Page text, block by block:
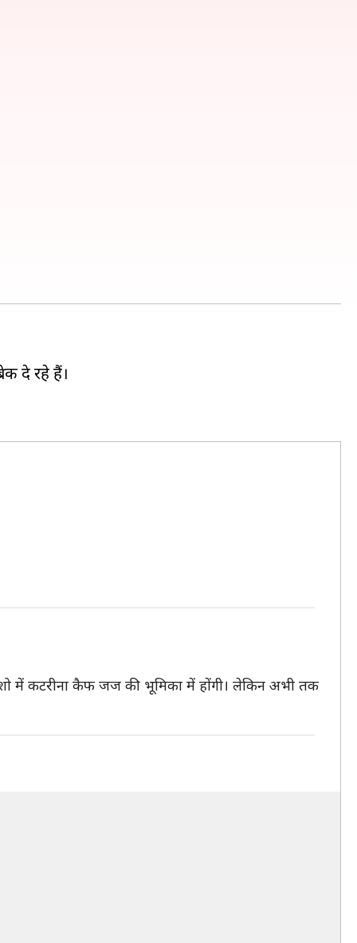
दे रहे हैं।
में कटरीना कैफ जज की भूमिका में होंगी। लेकिन अभी तक